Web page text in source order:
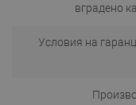
вградено
Условия на